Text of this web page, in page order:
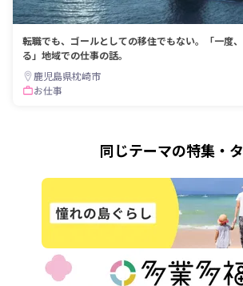
転職でも、ゴールとしての移住でもない。「一度
る」地域での仕事の話。
鹿児島県枕崎市
お仕事
同じテーマの特集・